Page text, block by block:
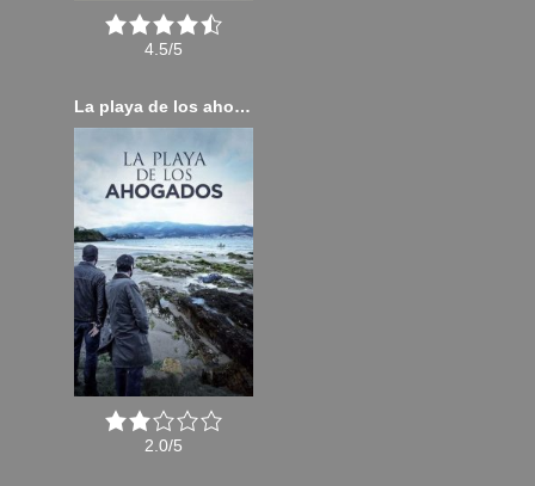
4.5/5
La playa de los ahogados (2015)
2.0/5